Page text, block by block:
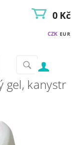
CZK EUR
0 Kč
gel, kanystr